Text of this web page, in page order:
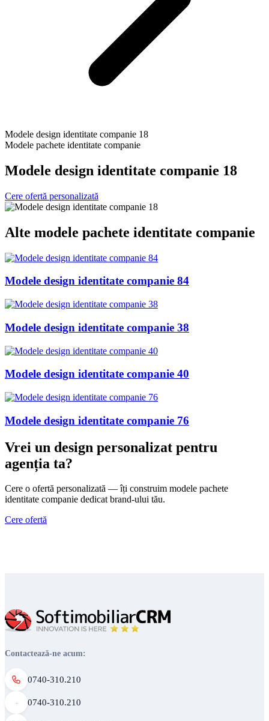
Modele design identitate companie 18
Modele pachete identitate companie
Modele design identitate companie 18
Cere ofertă personalizată
Alte modele pachete identitate companie
Modele design identitate companie 84
Modele design identitate companie 38
Modele design identitate companie 40
Modele design identitate companie 76
Vrei un design personalizat pentru
agenția ta?
Cere o ofertă personalizată — îți construim modele pachete
identitate companie dedicat brand-ului tău.
Cere ofertă
Contactează-ne acum:
0740-310.210
0740-310.210